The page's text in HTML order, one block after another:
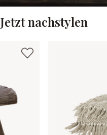
Jetzt nachstylen